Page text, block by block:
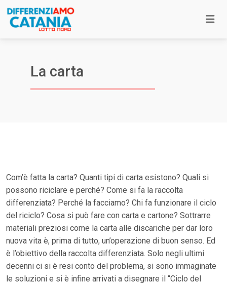
La carta
Com’è fatta la carta? Quanti tipi di carta esistono? Quali si
possono riciclare e perché? Come si fa la raccolta
differenziata? Perché la facciamo? Chi fa funzionare il ciclo
del riciclo? Cosa si può fare con carta e cartone? Sottrarre
materiali preziosi come la carta alle discariche per dar loro
nuova vita è, prima di tutto, un’operazione di buon senso. Ed
è l’obiettivo della raccolta differenziata. Solo negli ultimi
decenni ci si è resi conto del problema, si sono immaginate
le soluzioni e si è infine arrivati a disegnare il “Ciclo del